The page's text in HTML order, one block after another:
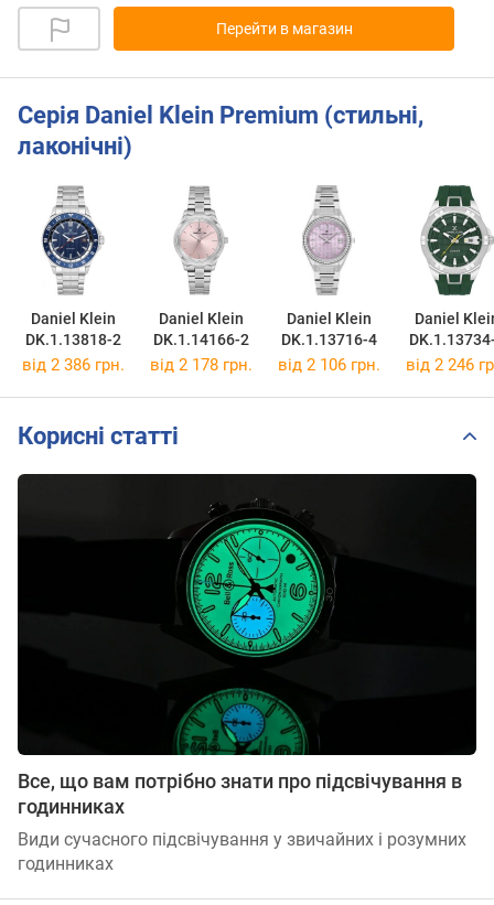
Перейти в магазин
Серія Daniel Klein Premium (стильні,
лаконічні)
Daniel Klein
DK.1.13818-2
Daniel Klein
DK.1.14166-2
Daniel Klein
DK.1.13716-4
Daniel
від 2 386 грн. від 2 178 грн. від 2 106 грн. від 2 246
Корисні статті
Все, що вам потрібно знати про підсвічування в
годинниках
Види сучасного підсвічування у звичайних і розумних
годинниках